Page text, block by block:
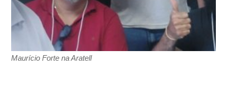
Maurício Forte na Aratell